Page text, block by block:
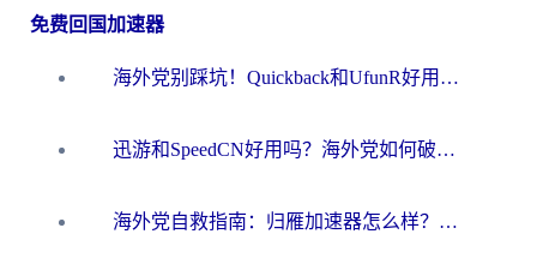
免费回国加速器
海外党别踩坑！Quickback和UfunR好用吗？选对回国加速器才能无缝刷国内资源
迅游和SpeedCN好用吗？海外党如何破解那道看不见的墙
海外党自救指南：归雁加速器怎么样？教你避开坑实现国内资源无缝访问